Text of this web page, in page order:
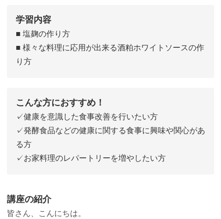
学習内容
■ 塩麹の作り方
■ 様々な料理に応用が出来る酒粕ホワイトソースの作
り方
こんな方におすすめ！
✓健康を意識した食事改善を行いたい方
✓発酵食品などの健康に関する食事に興味や関心があ
る方
✓お家料理のレパートリーを増やしたい方
講座の紹介
皆さん、こんにちは。